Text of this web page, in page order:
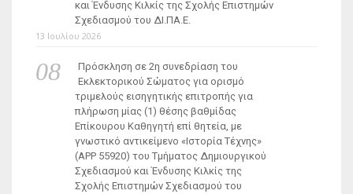
και Ένδυσης Κιλκίς της Σχολής Επιστημών
Σχεδιασμού του ΔΙ.ΠΑ.Ε.
13 Ιουλίου 2026
Πρόσκληση σε 2η συνεδρίαση του
Εκλεκτορικού Σώματος για ορισμό
τριμελούς εισηγητικής επιτροπής για
πλήρωση μίας (1) θέσης βαθμίδας
Επίκουρου Καθηγητή επί θητεία, με
γνωστικό αντικείμενο «Ιστορία Τέχνης»
(ΑΡΡ 55920) του Τμήματος Δημιουργικού
Σχεδιασμού και Ένδυσης Κιλκίς της
Σχολής Επιστημών Σχεδιασμού του